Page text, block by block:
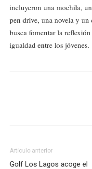
incluyeron una mochila,
pen drive, una novela y
busca fomentar la
igualdad entre los jóvenes.
Artículo anterior
Golf Los Lagos acoge el